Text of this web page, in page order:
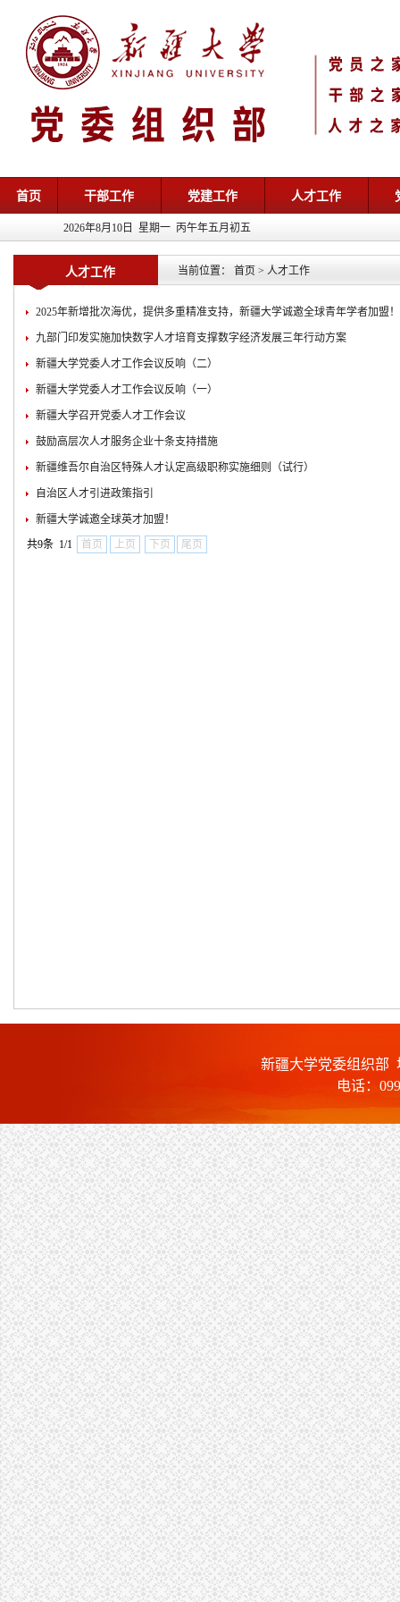
首页 干部工作 党建工作 人才工作
2026年8月10日 星期一 丙午年五月初五
人才工作 当前位置： 首页 > 人才工作
2025年新增批次海优，提供多重精准支持，新疆大学诚邀全球青年学者加盟！
九部门印发实施加快数字人才培育支撑数字经济发展三年行动方案
新疆大学党委人才工作会议反响（二）
新疆大学党委人才工作会议反响（一）
新疆大学召开党委人才工作会议
鼓励高层次人才服务企业十条支持措施
新疆维吾尔自治区特殊人才认定高级职称实施细则（试行）
自治区人才引进政策指引
新疆大学诚邀全球英才加盟！
共9条 1/1
首页 上页 下页 尾页
新疆大学党委组织部
电话：